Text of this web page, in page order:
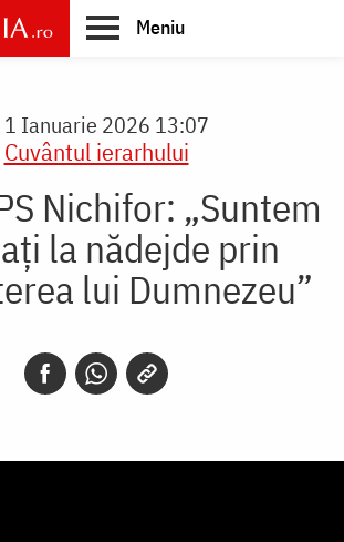
Meniu
1 Ianuarie 2026 13:07
Cuvântul ierarhului
Nichifor: „Suntem
la nădejde prin
lui Dumnezeu”